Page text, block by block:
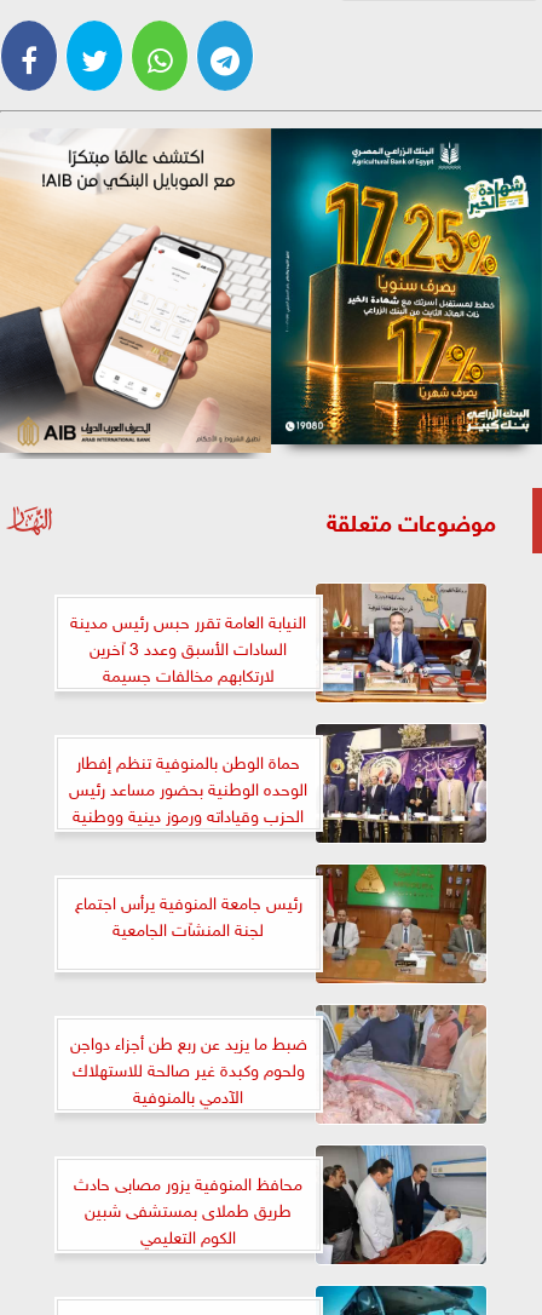
موضوعات متعلقة
النيابة العامة تقرر حبس رئيس مدينة
السادات الأسبق وعدد 3 آخرين
لارتكابهم مخالفات جسيمة
حماة الوطن بالمنوفية تنظم إفطار
الوحده الوطنية بحضور مساعد رئيس
الحزب وقياداته ورموز دينية ووطنية
رئيس جامعة المنوفية يرأس اجتماع
لجنة المنشآت الجامعية
ضبط ما يزيد عن ربع طن أجزاء دواجن
ولحوم وكبدة غير صالحة للاستهلاك
الآدمي بالمنوفية
محافظ المنوفية يزور مصابى حادث
طريق طملاى بمستشفى شبين
الكوم التعليمي